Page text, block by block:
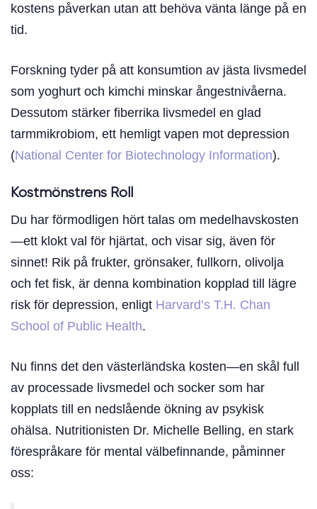
kostens påverkan utan att behöva vänta länge på en
tid.
Forskning tyder på att konsumtion av jästa livsmedel
som yoghurt och kimchi minskar ångestnivåerna.
Dessutom stärker fiberrika livsmedel en glad
tarmmikrobiom, ett hemligt vapen mot depression
(National Center for Biotechnology Information).
Kostmönstrens Roll
Du har förmodligen hört talas om medelhavskosten
—ett klokt val för hjärtat, och visar sig, även för
sinnet! Rik på frukter, grönsaker, fullkorn, olivolja
och fet fisk, är denna kombination kopplad till lägre
risk för depression, enligt Harvard’s T.H. Chan
School of Public Health.
Nu finns det den västerländska kosten—en skål full
av processade livsmedel och socker som har
kopplats till en nedslående ökning av psykisk
ohälsa. Nutritionisten Dr. Michelle Belling, en stark
förespråkare för mental välbefinnande, påminner
oss: